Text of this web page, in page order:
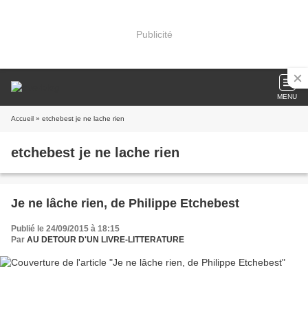
Publicité
MENU
Accueil » etchebest je ne lache rien
etchebest je ne lache rien
Je ne lâche rien, de Philippe Etchebest
Publié le 24/09/2015 à 18:15
Par AU DETOUR D'UN LIVRE-LITTERATURE